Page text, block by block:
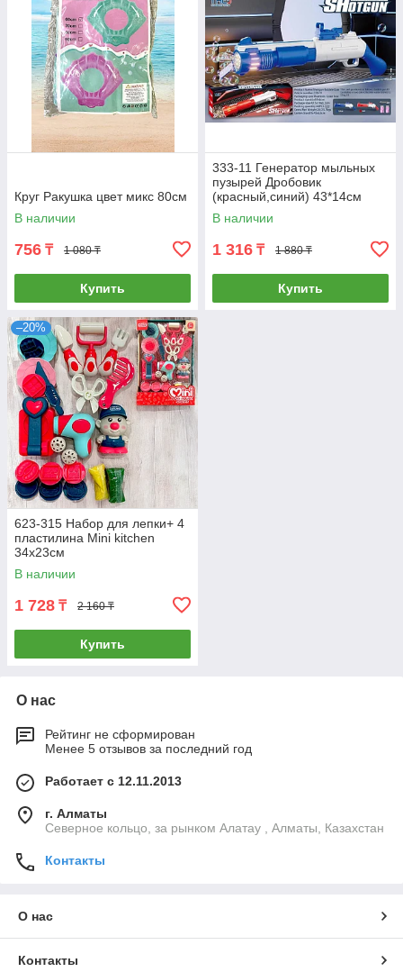
Круг Ракушка цвет микс 80см
В наличии
756 ₸ 1 080 ₸
Купить
333-11 Генератор мыльных
пузырей Дробовик
(красный,синий) 43*14см
В наличии
1 316 ₸ 1 880 ₸
Купить
–20%
623-315 Набор для лепки+ 4
пластилина Mini kitchen
34х23см
В наличии
1 728 ₸ 2 160 ₸
Купить
О нас
Рейтинг не сформирован
Менее 5 отзывов за последний год
Работает с 12.11.2013
г. Алматы
Северное кольцо, за рынком Алатау , Алматы, Казахстан
Контакты
О нас
Контакты